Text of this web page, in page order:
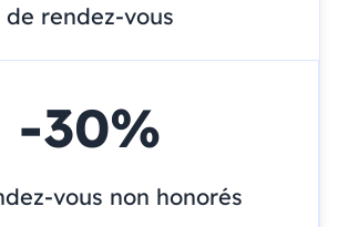
de rendez-vous
-30%
vous non honorés